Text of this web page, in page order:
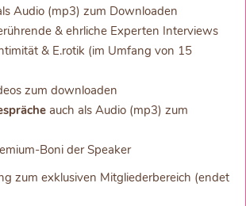
Audio (mp3) zum Downloaden
& ehrliche Experten Interviews
& E.rotik (im Umfang von 15
zum downloaden
auch als Audio (mp3) zum
Boni der Speaker
zum exklusiven Mitgliederbereich (endet